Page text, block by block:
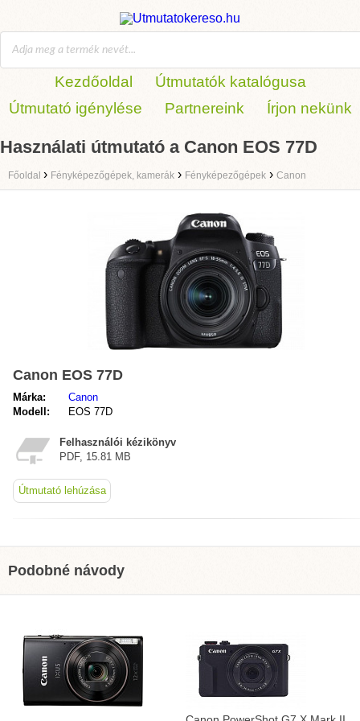
Kezdőoldal
Útmutatók katalógusa
Útmutató igénylése
Partnereink Írjon nekünk
Használati útmutató a Canon EOS 77D
Főoldal › Fényképezőgépek, kamerák › Fényképezőgépek › Canon
Canon EOS 77D
Márka:
Canon
Modell:
EOS 77D
Felhasználói kézikönyv
PDF, 15.81 MB
Útmutató lehúzása
Podobné návody